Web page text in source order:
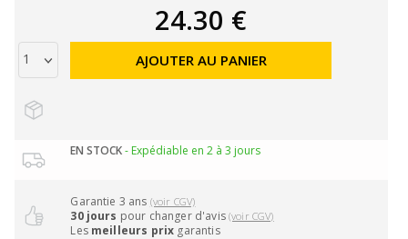
24.30 €
AJOUTER AU PANIER
EN STOCK- Expédiable en 2 à 3 jours
Garantie 3 ans (voir CGV)
30 jours pour changer d'avis(voir CGV)
Les meilleurs prix garantis